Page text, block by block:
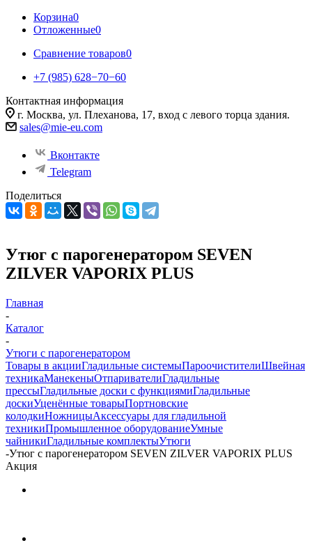
Корзина0
Отложенные0
Сравнение товаров0
+7 (985) 628−70−60
Контактная информация
г. Москва, ул. Плеханова, 17, вход с левого торца здания.
sales@mie-eu.com
Вконтакте
Telegram
Поделиться
Утюг с парогенератором SEVEN
ZILVER VAPORIX PLUS
Главная
-
Каталог
-
Утюги с парогенератором
Товары в акцииГладильные системыПароочистителиШвейная
техникаМанекеныОтпаривателиГладильные
прессыГладильные доски с функциямиГладильные
доскиУценённые товарыПортновские
колодкиНожницыАксессуары для гладильной
техникиПромышленное оборудованиеУмные
чайникиГладильные комплектыУтюги
-Утюг с парогенератором SEVEN ZILVER VAPORIX PLUS
Акция